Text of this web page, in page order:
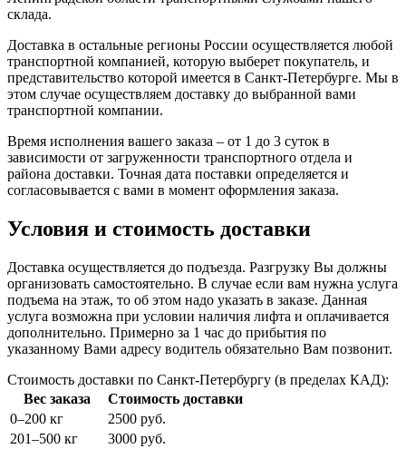
склада.
Доставка в остальные регионы России осуществляется любой
транспортной компанией, которую выберет покупатель, и
представительство которой имеется в Санкт-Петербурге. Мы в
этом случае осуществляем доставку до выбранной вами
транспортной компании.
Время исполнения вашего заказа – от 1 до 3 суток в
зависимости от загруженности транспортного отдела и
района доставки. Точная дата поставки определяется и
согласовывается с вами в момент оформления заказа.
Условия и стоимость доставки
Доставка осуществляется до подъезда. Разгрузку Вы должны
организовать самостоятельно. В случае если вам нужна услуга
подъема на этаж, то об этом надо указать в заказе. Данная
услуга возможна при условии наличия лифта и оплачивается
дополнительно. Примерно за 1 час до прибытия по
указанному Вами адресу водитель обязательно Вам позвонит.
Стоимость доставки по Санкт-Петербургу (в пределах КАД):
Вес заказа
Стоимость доставки
0–200 кг
2500 руб.
201–500 кг
3000 руб.